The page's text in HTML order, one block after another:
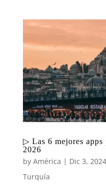
▷ Las 6 mejores apps
2026
by América | Dic 3, 2024
Turquía